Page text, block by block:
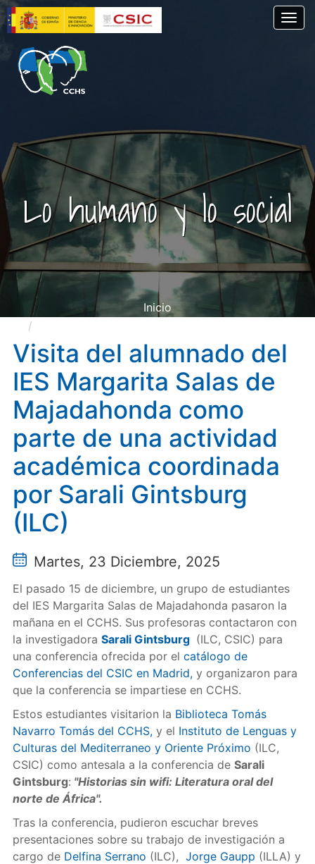
Pasar
al
contenido
principal
Lo humano y lo social
Inicio
Majadahonda como parte de una actividad académica
coordinada por Sarali Gintsburg (ILC)
Visita del alumnado del
IES Margarita Salas de
Majadahonda como
parte de una actividad
académica coordinada
por Sarali Gintsburg
(ILC)
Martes, 23 Diciembre, 2025
El pasado 15 de diciembre, un grupo de estudiantes
del IES Margarita Salas de Majadahonda pasaron la
mañana en el CCHS. Sus profesoras contactaron con
la investigadora Sarali Gintsburg (ILC, CSIC) para
una conferencia ofrecida por el catálogo de
Conferencias del CSIC en Madrid,y organizaron para
que la conferencia se impartiese en CCHS.
Estos estudiantes visitarion la Biblioteca Tomás
Navarro Tomás del CCHS,y el Instituto de Lenguas y
Culturas del Mediterraneo y Oriente Próximo (ILC,
CSIC) como antesala a la conferencia de Sarali
Gintsburg: "Historias sin wifi: Literatura oral del
norte de África".
Tras la conferencia, pudieron escuchar breves
presentaciones sobre su trabajo de investigación a
cargo de Delfina Serrano (ILC), Jorge Gaupp (ILLA) y